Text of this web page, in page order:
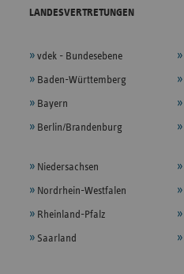
LANDESVERTRETUNGEN
vdek - Bundesebene
Baden-Württemberg
Bayern
Berlin/Brandenburg
Niedersachsen
Nordrhein-Westfalen
Rheinland-Pfalz
Saarland